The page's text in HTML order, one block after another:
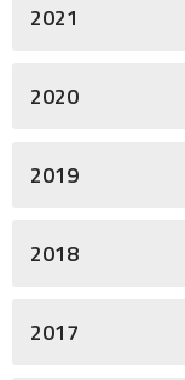
2021
2020
2019
2018
2017